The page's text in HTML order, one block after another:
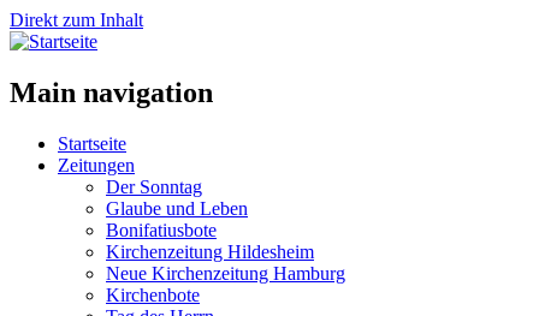
Direkt zum Inhalt
Main navigation
Startseite
Zeitungen
Der Sonntag
Glaube und Leben
Bonifatiusbote
Kirchenzeitung Hildesheim
Neue Kirchenzeitung Hamburg
Kirchenbote